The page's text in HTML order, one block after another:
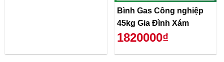
Bình Gas Công nghiệp
45kg Gia Đình Xám
1820000₫